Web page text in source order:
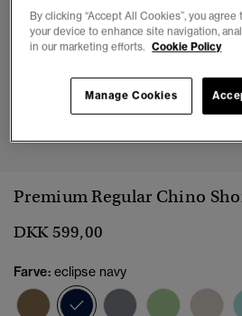
1 2 3 4 5
Premium Regular Chino
DKK 599,00
Farve: eclipse navy
valgt
By clicking “Accept All Cookies”, you
your device to enhance site navigation,
in our marketing efforts. Cookie Policy
Manage Cookies